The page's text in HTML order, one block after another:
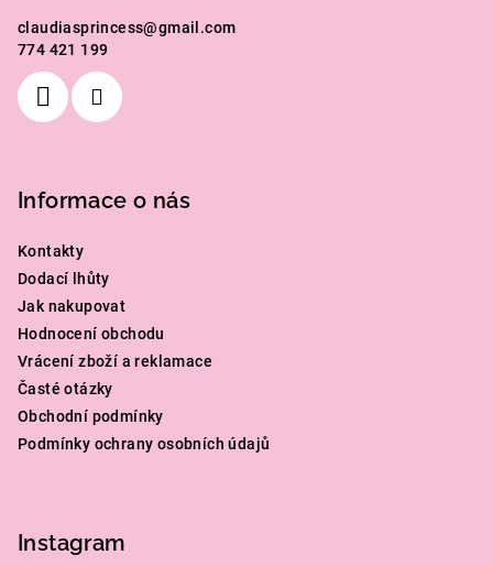
claudiasprincess@gmail.com
774 421 199
Informace o nás
Kontakty
Dodací lhůty
Jak nakupovat
Hodnocení obchodu
Vrácení zboží a reklamace
Časté otázky
Obchodní podmínky
Podmínky ochrany osobních údajů
Instagram